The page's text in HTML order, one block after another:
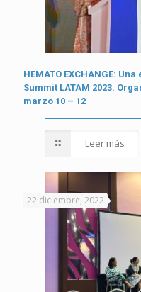
HEMATO EXCHANGE:
Summit LATAM 2023.
marzo 10 – 12
Leer más
22 diciembre, 2022